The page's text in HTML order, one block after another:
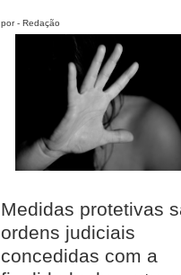
por - Redação
Medidas protetivas
ordens judiciais
concedidas com a